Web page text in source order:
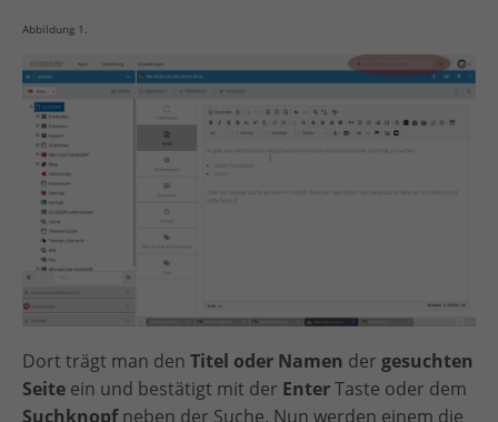
Abbildung 1.
Dort trägt man den Titel oder Namen der gesuchten
Seite ein und bestätigt mit der EnterTaste oder dem
Suchknopfneben der Suche. Nun werden einem die